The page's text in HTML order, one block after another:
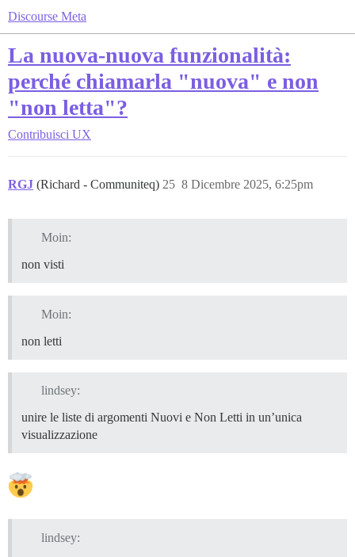
Discourse Meta
La nuova-nuova funzionalità:
perché chiamarla "nuova" e non
"non letta"?
Contribuisci UX
RGJ (Richard - Communiteq) 8 Dicembre 2025, 6:25pm
25
Moin:
non visti
Moin:
non letti
lindsey:
unire le liste di argomenti Nuovi e Non Letti in un’unica
visualizzazione
lindsey: